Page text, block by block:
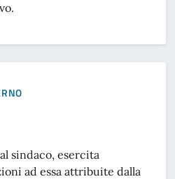
sindaco, esercita
ad essa attribuite dalla